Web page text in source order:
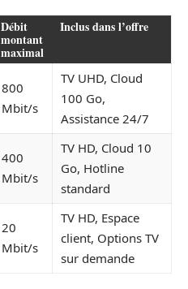
Débit
montant
maximal
Inclus dans l’offre
800
Mbit/s
TV UHD, Cloud
100 Go,
Assistance 24/7
400
Mbit/s
TV HD, Cloud 10
Go, Hotline
standard
20
Mbit/s
TV HD, Espace
client, Options TV
sur demande